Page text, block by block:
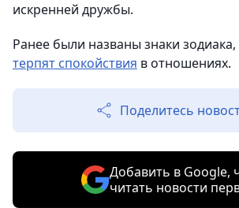
искренней дружбы.
Ранее были названы знаки
терпят спокойствия в отношениях.
Поделитесь
Добавить в Google,
читать новости